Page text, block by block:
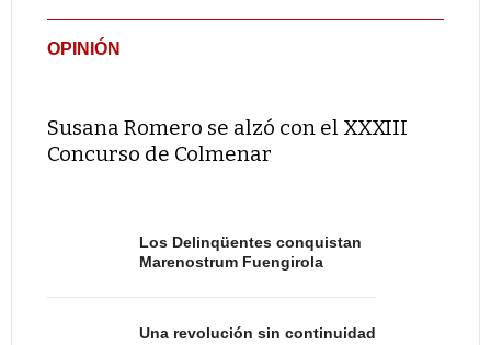
OPINIÓN
Susana Romero se alzó con el XXXIII
Concurso de Colmenar
Los Delinqüentes conquistan
Marenostrum Fuengirola
Una revolución sin continuidad